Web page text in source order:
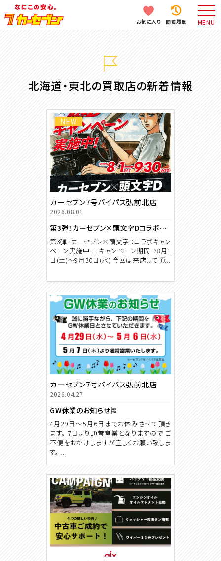
お気に入り 閲覧履歴 MENU
北海道・東北の買取店の新着情報
NEW
カーセブン7号バイパス弘前北店
2026.08.01
第3弾！カーセブン×頭文字Dコラボキャンペーン
第3弾！カーセブン×頭文字Dコラボキャン
ペーン実施中！！ キャンペーン期間→8月1
日(土)～9月30日(水) 今回は来店して頂...
カーセブン7号バイパス弘前北店
2026.04.27
GW休業のお知らせ🎏
4月29日～5月6日までお休みさせて頂き
ます。 7日より通常営業となりますので ご
不便をおかけしますが宜しくお願い致しま
す。 ...